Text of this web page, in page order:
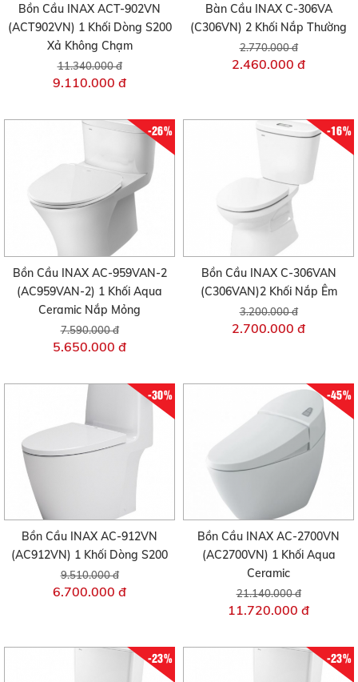
Bồn Cầu INAX ACT-902VN
(ACT902VN) 1 Khối Dòng S200
Xả Không Chạm
11.340.000 đ
9.110.000 đ
Bàn Cầu INAX C-306VA
(C306VN) 2 Khối Nắp Thường
2.770.000 đ
2.460.000 đ
-26%
Bồn Cầu INAX AC-959VAN-2
(AC959VAN-2) 1 Khối Aqua
Ceramic Nắp Mỏng
7.590.000 đ
5.650.000 đ
-16%
Bồn Cầu INAX C-306VAN
(C306VAN)2 Khối Nắp Êm
3.200.000 đ
2.700.000 đ
-30%
Bồn Cầu INAX AC-912VN
(AC912VN) 1 Khối Dòng S200
9.510.000 đ
6.700.000 đ
-45%
Bồn Cầu INAX AC-2700VN
(AC2700VN) 1 Khối Aqua
Ceramic
21.140.000 đ
11.720.000 đ
-23% -23%